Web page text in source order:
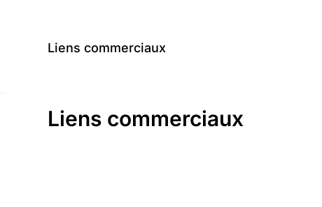
Liens commerciaux
Liens commerciaux